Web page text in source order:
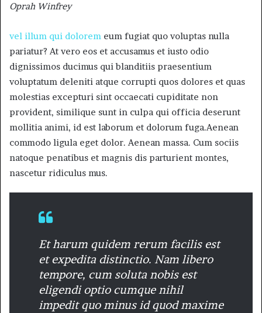
Oprah Winfrey
vel illum qui dolorem eum fugiat quo voluptas nulla
pariatur? At vero eos et accusamus et iusto odio
dignissimos ducimus qui blanditiis praesentium
voluptatum deleniti atque corrupti quos dolores et quas
molestias excepturi sint occaecati cupiditate non
provident, similique sunt in culpa qui officia deserunt
mollitia animi, id est laborum et dolorum fuga.Aenean
commodo ligula eget dolor. Aenean massa. Cum sociis
natoque penatibus et magnis dis parturient montes,
nascetur ridiculus mus.
Et harum quidem rerum facilis est
et expedita distinctio. Nam libero
tempore, cum soluta nobis est
eligendi optio cumque nihil
impedit quo minus id quod maxime